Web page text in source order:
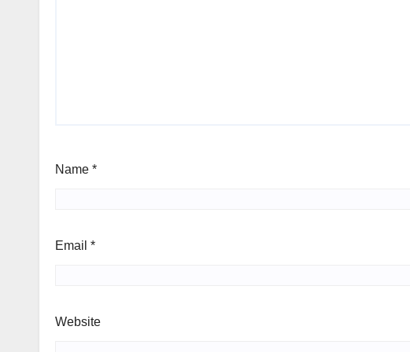
Name *
Email *
Website